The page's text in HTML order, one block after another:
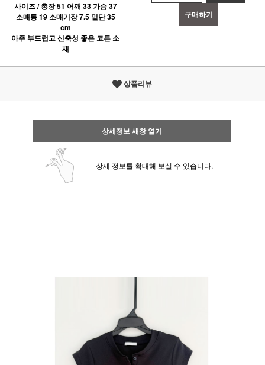
사이즈 / 총장 51 어깨 33 가슴 37
소매통 19 소매기장 7.5 밑단 35
cm
아주 부드럽고 신축성 좋은 코튼 소
재
구매하기
상품리뷰
상세정보 새창 열기
상세 정보를 확대해 보실 수 있습니다.